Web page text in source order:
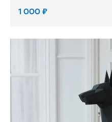
1 000₽